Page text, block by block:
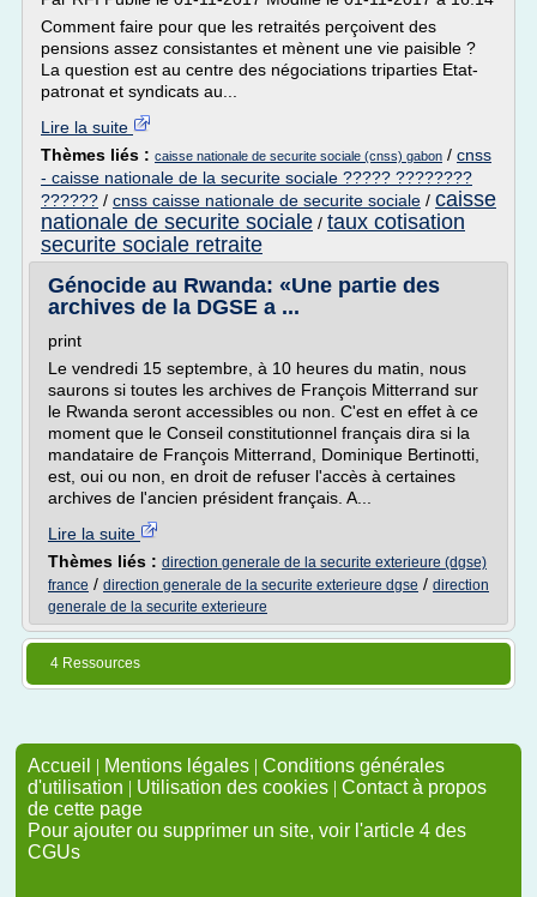
Comment faire pour que les retraités perçoivent des
pensions assez consistantes et mènent une vie paisible ?
La question est au centre des négociations triparties Etat-
patronat et syndicats au...
Lire la suite
Thèmes liés : caisse nationale de securite sociale (cnss) gabon / cnss
- caisse nationale de la securite sociale ????? ????????
?????? / cnss caisse nationale de securite sociale / caisse
nationale de securite sociale / taux cotisation
securite sociale retraite
Génocide au Rwanda: «Une partie des
archives de la DGSE a ...
print
Le vendredi 15 septembre, à 10 heures du matin, nous
saurons si toutes les archives de François Mitterrand sur
le Rwanda seront accessibles ou non. C'est en effet à ce
moment que le Conseil constitutionnel français dira si la
mandataire de François Mitterrand, Dominique Bertinotti,
est, oui ou non, en droit de refuser l'accès à certaines
archives de l'ancien président français. A...
Lire la suite
Thèmes liés : direction generale de la securite exterieure (dgse)
france / direction generale de la securite exterieure dgse / direction
generale de la securite exterieure
4 Ressources
Accueil | Mentions légales | Conditions générales
d'utilisation | Utilisation des cookies | Contact à propos
de cette page
Pour ajouter ou supprimer un site, voir l'article 4 des
CGUs